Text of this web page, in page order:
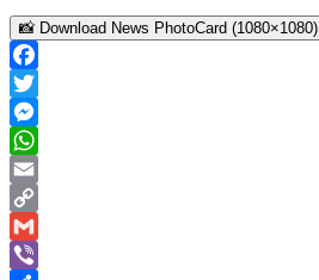
📸 Download News PhotoCard (1080×1080)
Facebook
Twitter
Messenger
WhatsApp
Email
Copy
Link
Gmail